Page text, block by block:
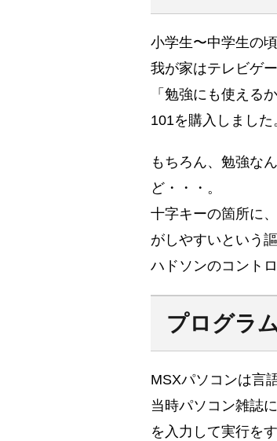
小学生〜中学生の
我が家はテレビゲ
「勉強にも使える
101を購入しました
もちろん、勉強な
ど・・・。
十字キーの箇所に
がしやすいという
ハドソンのコント
プログラ
MSXパソコンは言
当時パソコン雑誌
を入力して実行を